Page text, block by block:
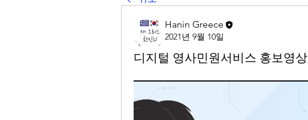
Hanin Greece
2021년 9월 10일
디지털 영사민원서비스 홍보영상